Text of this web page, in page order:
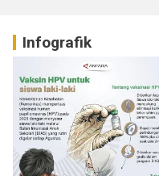
Infografik